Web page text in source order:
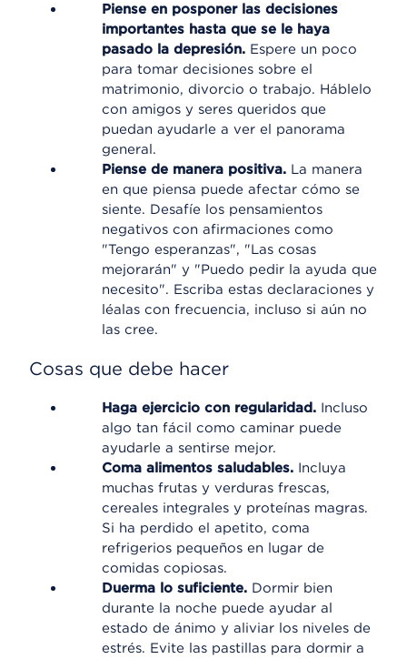
Piense en posponer las decisiones
importantes hasta que se le haya
pasado la depresión. Espere un poco
para tomar decisiones sobre el
matrimonio, divorcio o trabajo. Háblelo
con amigos y seres queridos que
puedan ayudarle a ver el panorama
general.
Piense de manera positiva. La manera
en que piensa puede afectar cómo se
siente. Desafíe los pensamientos
negativos con afirmaciones como
"Tengo esperanzas", "Las cosas
mejorarán" y "Puedo pedir la ayuda que
necesito". Escriba estas declaraciones y
léalas con frecuencia, incluso si aún no
las cree.
Cosas que debe hacer
Haga ejercicio con regularidad. Incluso
algo tan fácil como caminar puede
ayudarle a sentirse mejor.
Coma alimentos saludables. Incluya
muchas frutas y verduras frescas,
cereales integrales y proteínas magras.
Si ha perdido el apetito, coma
refrigerios pequeños en lugar de
comidas copiosas.
Duerma lo suficiente. Dormir bien
durante la noche puede ayudar al
estado de ánimo y aliviar los niveles de
estrés. Evite las pastillas para dormir a